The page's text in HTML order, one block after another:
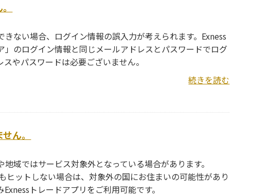
ない場合、ログイン情報の誤入力が考えられます。Exness
のログイン情報と同じメールアドレスとパスワードでログ
やパスワードは必要ございません。
続きを読む
ん。
域ではサービス対象外となっている場合があります。
ットしない場合は、対象外の国にお住まいの可能性があり
トレードアプリをご利用可能です。